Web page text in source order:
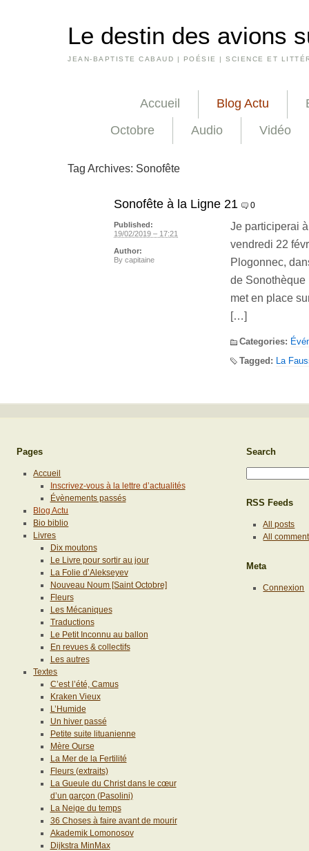
Le destin des avions
JEAN-BAPTISTE CABAUD | POÉSIE | SCIENCE ET
Accueil Blog Actu
Octobre
Audio Vidéo
Tag Archives: Sonofête
Sonofête à la Ligne 21 0
Je participerai
vendredi 22
Plogonnec,
de Sonothèque
met en place
[…]
Categories:
Tagged:
La
Published:
19/02/2019 – 17:21
Author:
By capitaine
Pages
Accueil
Inscrivez-vous à la lettre d’actualités
Évènements passés
Blog Actu
Bio biblio
Livres
Dix moutons
Le Livre pour sortir au jour
La Folie d’Alekseyev
Nouveau Noum [Saint Octobre]
Fleurs
Les Mécaniques
Traductions
Le Petit Inconnu au ballon
En revues & collectifs
Les autres
Textes
C’est l’été, Camus
Kraken Vieux
L’Humide
Un hiver passé
Petite suite lituanienne
Mère Ourse
La Mer de la Fertilité
Fleurs (extraits)
La Gueule du Christ dans le cœur
d’un garçon (Pasolini)
La Neige du temps
36 Choses à faire avant de mourir
Akademik Lomonosov
Dijkstra MinMax
Search
RSS Feeds
All posts
All
Meta
Connexion